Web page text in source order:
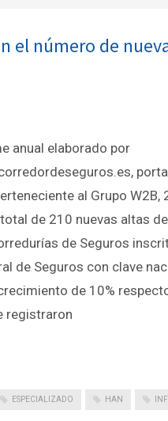
el número de
anual elaborado por
al Grupo W2B,
de 210 nuevas altas de
de Seguros
de Seguros con clave
de 10%
registraron
ESPECIALIZADO HAN